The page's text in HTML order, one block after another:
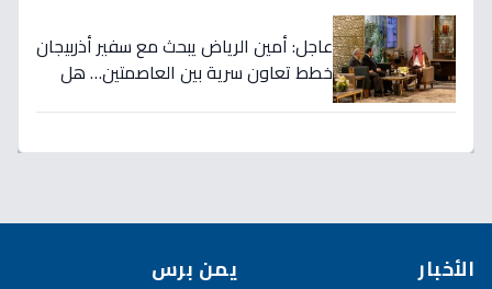
عاجل: أمين الرياض يبحث مع سفير أذربيجان
خطط تعاون سرية بين العاصمتين… هل
الأخبار يمن برس